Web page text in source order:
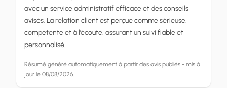
avec un service administratif efficace et des conseils
avisés. La relation client est perçue comme sérieuse,
competente et à l’écoute, assurant un suivi fiable et
personnalisé.
Résumé généré automatiquement à partir des avis publiés - mis à
jour le 08/08/2026.